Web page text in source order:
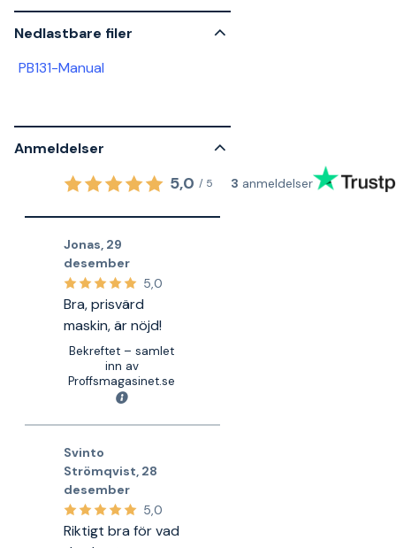
Nedlastbare filer
PB131-Manual
Anmeldelser
5,0 / 5 3 anmeldelser
Jonas, 29
desember
5,0
Bra, prisvärd
maskin, är nöjd!
Bekreftet – samlet
inn av
Proffsmagasinet.se
Svinto
Strömqvist, 28
desember
5,0
Riktigt bra för vad